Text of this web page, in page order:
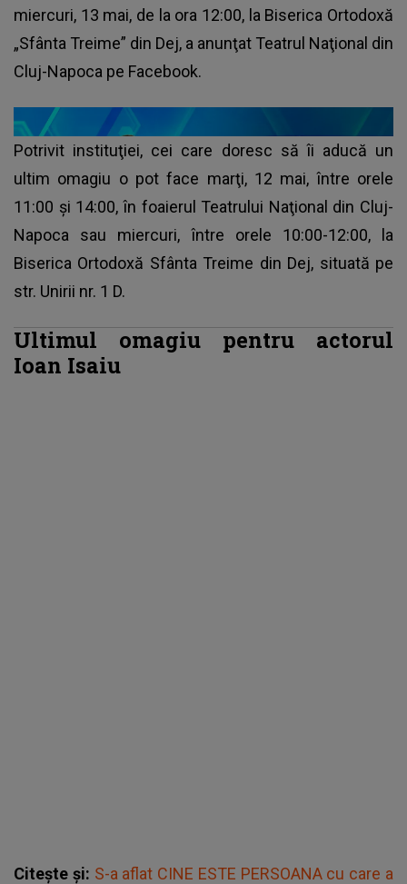
miercuri, 13 mai, de la ora 12:00, la Biserica Ortodoxă
„Sfânta Treime” din Dej, a anunţat Teatrul Naţional din
Cluj-Napoca pe Facebook.
Potrivit instituţiei, cei care doresc să îi aducă un
ultim omagiu o pot face marţi, 12 mai, între orele
11:00 şi 14:00, în foaierul Teatrului Naţional din Cluj-
Napoca sau miercuri, între orele 10:00-12:00, la
Biserica Ortodoxă Sfânta Treime din Dej, situată pe
str. Unirii nr. 1 D.
Ultimul omagiu pentru actorul
Ioan Isaiu
Citește și: S-a aflat CINE ESTE PERSOANA cu care a